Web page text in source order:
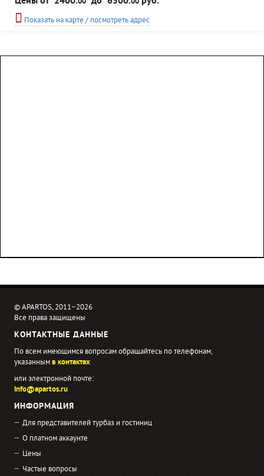
проведения спортивных мероприятий, квеста, «Зарницы», тимбилдинговых
мероприятий; - Горки, каток, лыжи, бильярд, теннис; - Баня с большим
бассейном. ...
Показать на карте / посмотреть адрес
© APARTOS, 2011−2026
Все права защищены
КОНТАКТНЫЕ ДАННЫЕ
По всем имеющимся вопросам обращайтесь по телефонам,
указаннымв контактах
или электронной почте:
info@apartos.ru
ИНФОРМАЦИЯ
Для представителей турбаз и гостиниц
О платном аккаунте
Цены
Частые вопросы